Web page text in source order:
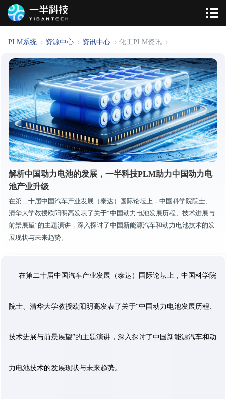
PLM系统 > 资源中心 > 资讯中心 > 化工PLM资讯 >
解析中国动力电池的发展，一半科技PLM助力中国动力电
池产业升级
在第二十届中国汽车产业发展（泰达）国际论坛上，中国科学院院士、
清华大学教授欧阳明高发表了关于“中国动力电池发展历程、技术进展与
前景展望”的主题演讲，深入探讨了中国新能源汽车和动力电池技术的发
展现状与未来趋势。
在第二十届中国汽车产业发展（泰达）国际论坛上，中国科学院
院士、清华大学教授欧阳明高发表了关于“中国动力电池发展历程、
技术进展与前景展望”的主题演讲，深入探讨了中国新能源汽车和动
力电池技术的发展现状与未来趋势。